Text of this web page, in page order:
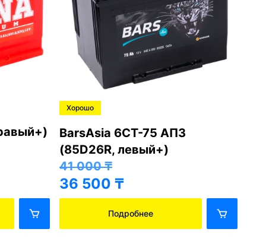
Хорошо
BarsAsia 6СТ-75 АПЗ
(85D26R, левый+)
41 000₸
36 500 ₸
Подробнее